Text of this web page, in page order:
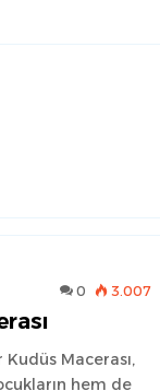
0 3.007
Macerası,
hem de